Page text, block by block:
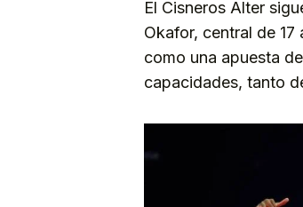
El Cisneros Alter
Okafor, central de 17
como una apuesta
capacidades, tanto